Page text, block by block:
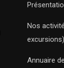
Nos
excursions)
Annuaire